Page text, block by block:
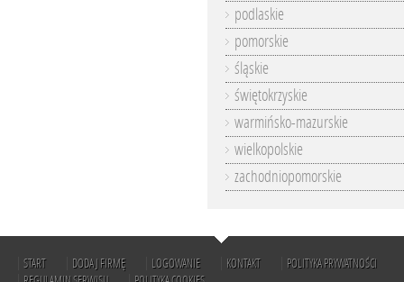
podlaskie
pomorskie
śląskie
świętokrzyskie
warmińsko-mazurskie
wielkopolskie
zachodniopomorskie
START DODAJ FIRMĘ LOGOWANIE KONTAKT
POLITYKA PRYWATNOŚCI